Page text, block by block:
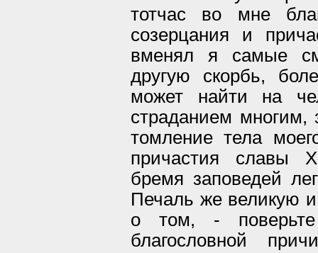
тотчас во мне
созерцания и
вменял я самые
другую скорбь,
может найти на
страданием многим,
томление тела
причастия славы
бремя заповедей
Печаль же великую
о том, -
благословной